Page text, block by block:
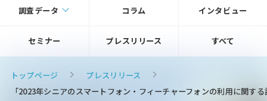
調査データ コラム インタビュー
セミナー プレスリリース すべて
トップページ
プレスリリース
「2023年シニアのスマートフォン・フィーチャーフォンの利用に関す